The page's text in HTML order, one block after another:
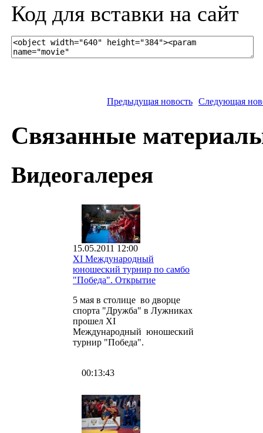
Код для вставки на сайт
Предыдущая новость Следующая
Связанные
Видеогалерея
15.05.2011 12:00
XI Международный
юношеский турнир по самбо
"Победа". Открытие
5 мая в столице во дворце
спорта "Дружба" в Лужниках
прошел XI
Международный юношеский
турнир "Победа".
00:13:43